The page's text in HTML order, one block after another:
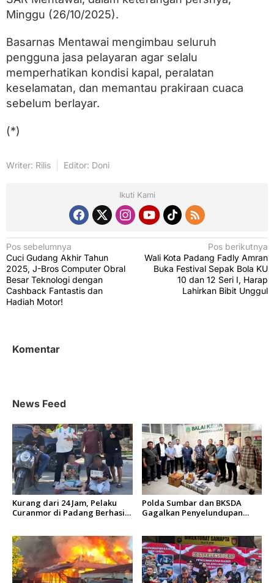
Minggu (26/10/2025).
Basarnas Mentawai mengimbau seluruh
pengguna jasa pelayaran agar selalu
memperhatikan kondisi kapal, peralatan
keselamatan, dan memantau prakiraan cuaca
sebelum berlayar.
(*)
Writer: Rilis Editor: Doni
Ikuti Kami
N
a
v
i
s
o
s
Pos sebelumnya
Cuci Gudang Akhir Tahun
2025, J-Bros Computer Obral
Besar Teknologi dengan
Cashback Fantastis dan
Hadiah Motor!
Pos berikutnya
Wali Kota Padang Fadly Amran
Buka Festival Sepak Bola KU
10 dan 12 Seri I, Harap
Lahirkan Bibit Unggul
Komentar
News Feed
Kurang dari 24 Jam, Pelaku
Curanmor di Padang Berhasil
Polda Sumbar dan BKSDA
Gagalkan Penyelundupan